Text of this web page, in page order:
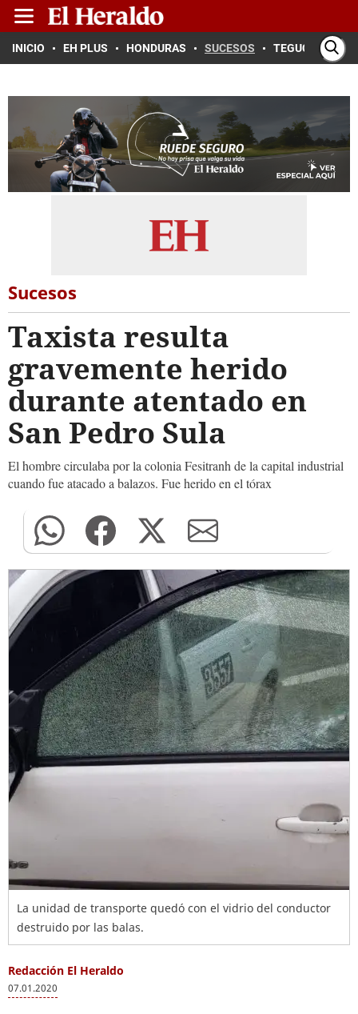
INICIO EH PLUS HONDURAS SUCESOS TEGUCIGALPA
Sucesos
Taxista resulta
gravemente herido
durante atentado en
San Pedro Sula
El hombre circulaba por la colonia Fesitranh de la capital industrial
cuando fue atacado a balazos. Fue herido en el tórax
La unidad de transporte quedó con el vidrio del conductor
destruido por las balas.
Redacción El Heraldo
07.01.2020